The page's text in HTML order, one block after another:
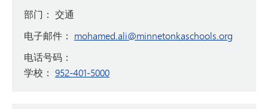
部门： 交通
电子邮件： mohamed.ali@minnetonkaschools.org
电话号码：
学校： 952-401-5000